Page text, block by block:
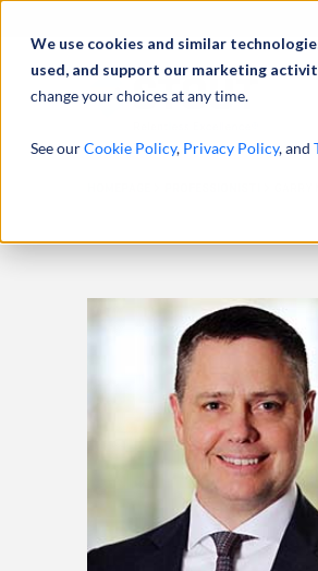
We use cookies and similar
used, and support our marketing
change your choices at any time.
See ourCookie Policy, Privacy Policy, and